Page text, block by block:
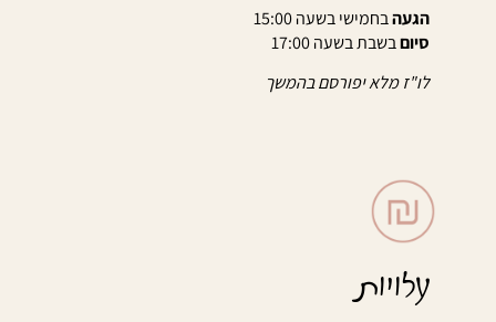
הגעהבחמישי בשעה 15:00
סיוםבשבת בשעה 17:00
לו"ז מלא יפורסם בהמשך
עלויות